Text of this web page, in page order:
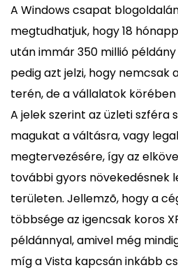
A Windows csapat
megtudhatjuk, hogy 18
után immár 350 millió
pedig azt jelzi, hogy nemcsak
terén, de a vállalatok
A jelek szerint az üzleti szféra
magukat a váltásra, vagy
megtervezésére, így az
további gyors növekedésnek
területen. Jellemzõ, hogy a
többsége az igencsak koros
példánnyal, amivel még
míg a Vista kapcsán inkább